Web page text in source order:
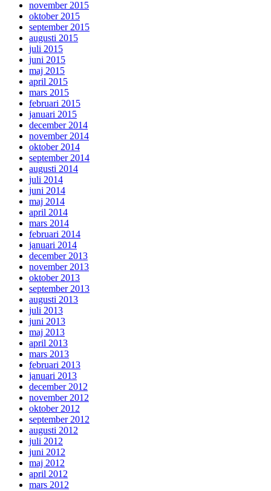
november 2015
oktober 2015
september 2015
augusti 2015
juli 2015
juni 2015
maj 2015
april 2015
mars 2015
februari 2015
januari 2015
december 2014
november 2014
oktober 2014
september 2014
augusti 2014
juli 2014
juni 2014
maj 2014
april 2014
mars 2014
februari 2014
januari 2014
december 2013
november 2013
oktober 2013
september 2013
augusti 2013
juli 2013
juni 2013
maj 2013
april 2013
mars 2013
februari 2013
januari 2013
december 2012
november 2012
oktober 2012
september 2012
augusti 2012
juli 2012
juni 2012
maj 2012
april 2012
mars 2012